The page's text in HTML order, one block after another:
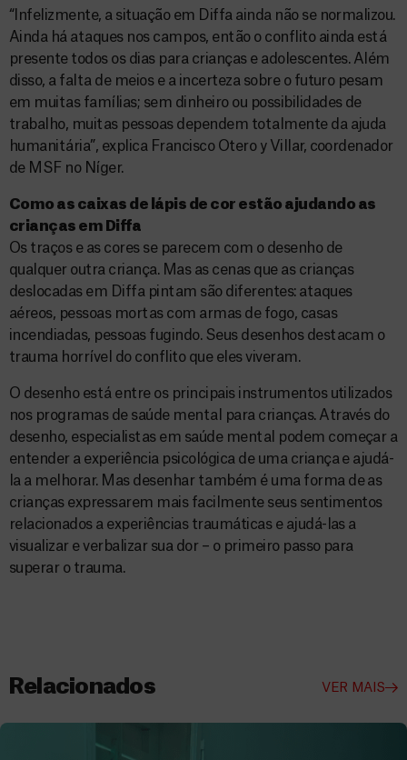
“Infelizmente, a situação em Diffa ainda não se normalizou.
Ainda há ataques nos campos, então o conflito ainda está
presente todos os dias para crianças e adolescentes. Além
disso, a falta de meios e a incerteza sobre o futuro pesam
em muitas famílias; sem dinheiro ou possibilidades de
trabalho, muitas pessoas dependem totalmente da ajuda
humanitária”, explica Francisco Otero y Villar, coordenador
de MSF no Níger.
Como as caixas de lápis de cor estão ajudando as
crianças em Diffa
Os traços e as cores se parecem com o desenho de
qualquer outra criança. Mas as cenas que as crianças
deslocadas em Diffa pintam são diferentes: ataques
aéreos, pessoas mortas com armas de fogo, casas
incendiadas, pessoas fugindo. Seus desenhos destacam o
trauma horrível do conflito que eles viveram.
O desenho está entre os principais instrumentos utilizados
nos programas de saúde mental para crianças. Através do
desenho, especialistas em saúde mental podem começar a
entender a experiência psicológica de uma criança e ajudá-
la a melhorar. Mas desenhar também é uma forma de as
crianças expressarem mais facilmente seus sentimentos
relacionados a experiências traumáticas e ajudá-las a
visualizar e verbalizar sua dor – o primeiro passo para
superar o trauma.
Relacionados VER MAIS